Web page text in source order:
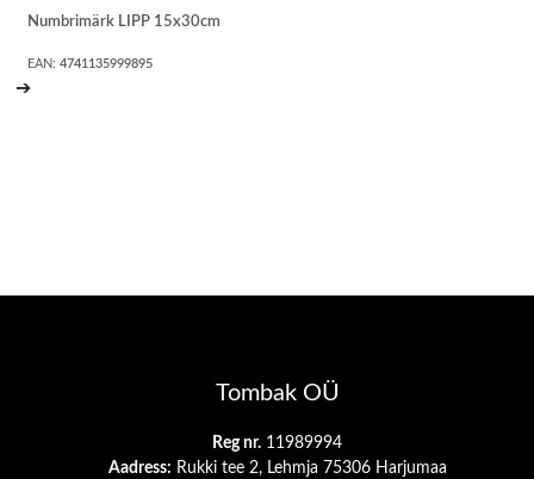
Numbrimärk LIPP 15x30cm
EAN:4741135999895
➔
Tombak OÜ
Reg nr. 11989994
Aadress: Rukki tee 2, Lehmja 75306 Harjumaa